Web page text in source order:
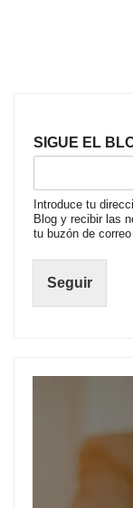
SIGUE EL
Introduce tu
Blog y recibir las
tu buzón de
Seguir